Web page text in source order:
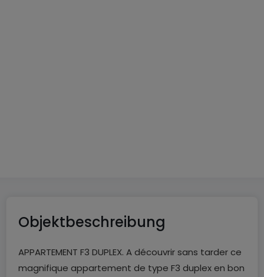
Objektbeschreibung
APPARTEMENT F3 DUPLEX. A découvrir sans tarder ce
magnifique appartement de type F3 duplex en bon